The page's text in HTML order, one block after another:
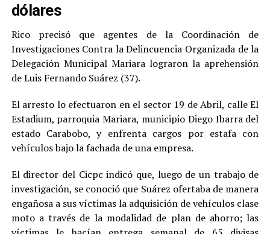
dólares
Rico precisó que agentes de la Coordinación de
Investigaciones Contra la Delincuencia Organizada de la
Delegación Municipal Mariara lograron la aprehensión
de Luis Fernando Suárez (37).
El arresto lo efectuaron en el sector 19 de Abril, calle El
Estadium, parroquia Mariara, municipio Diego Ibarra del
estado Carabobo, y enfrenta cargos por estafa con
vehículos bajo la fachada de una empresa.
El director del Cicpc indicó que, luego de un trabajo de
investigación, se conoció que Suárez ofertaba de manera
engañosa a sus víctimas la adquisición de vehículos clase
moto a través de la modalidad de plan de ahorro; las